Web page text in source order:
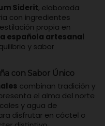
Siderit, elaborada
con ingredientes
propia en
española artesanal
y sabor
con Sabor Único
combinan tradición y
el alma del norte
y agua de
disfrutar en cóctel o